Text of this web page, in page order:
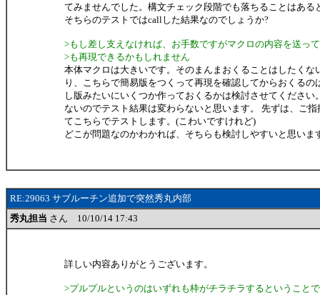
てみませんでした。構文チェック段階でも落ちることはある
そちらのテストではcallした結果なのでしょうか?
>もし差し支えなければ、お手数ですがマクロの内容を送っ
>も再現できるかもしれません
本体マクロは大きいです。そのまんまおくることはしたくな
り、こちらで簡易版をつくって再現を確認してからおくるの
し版みたいにいくつか作っておくるかは検討させてください
ないのでテスト結果は変わらないと思います。 先ずは、ご
てこちらでテストします。(こわいですけれど)
どこが問題なのかわかれば、そちらも検討しやすいと思いま
RE:29063 サブルーチン追加で突然秀丸内部
秀丸担当 さん 10/10/14 17:43
詳しい内容ありがとうございます。
>プルプルというのはいずれも枠がチラチラするということ